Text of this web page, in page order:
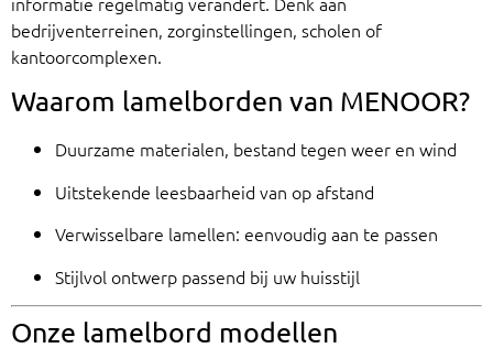
bedrijventerreinen, zorginstellingen, scholen of
kantoorcomplexen.
Waarom lamelborden van MENOOR?
Duurzame materialen, bestand tegen weer en wind
Uitstekende leesbaarheid van op afstand
Verwisselbare lamellen: eenvoudig aan te passen
Stijlvol ontwerp passend bij uw huisstijl
Onze lamelbord modellen